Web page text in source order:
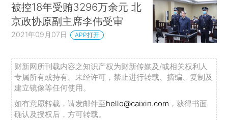
被控18年受贿3296万余元 北
京政协原副主席李伟受审
2021年09月07日 APP打开
财新网所刊载内容之知识产权为财新传媒及/或相关权利人
专属所有或持有。未经许可，禁止进行转载、摘编、复制及
建立镜像等任何使用。
如有意愿转载，请发邮件至hello@caixin.com ，获得书面
确认及授权后，方可转载。